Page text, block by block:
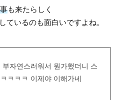
も来たらしく
ているのも面白いですよね。
자연스러워서 뭔가했더니 스
ㅋㅋㅋ 이제야 이해가네